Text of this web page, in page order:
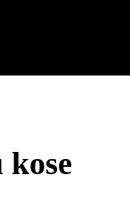
kose